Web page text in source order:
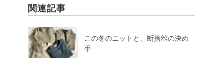
関連記事
この冬のニットと、断捨離の決め
手